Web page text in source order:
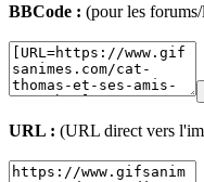
BBCode : (pour les
URL : (URL direct vers